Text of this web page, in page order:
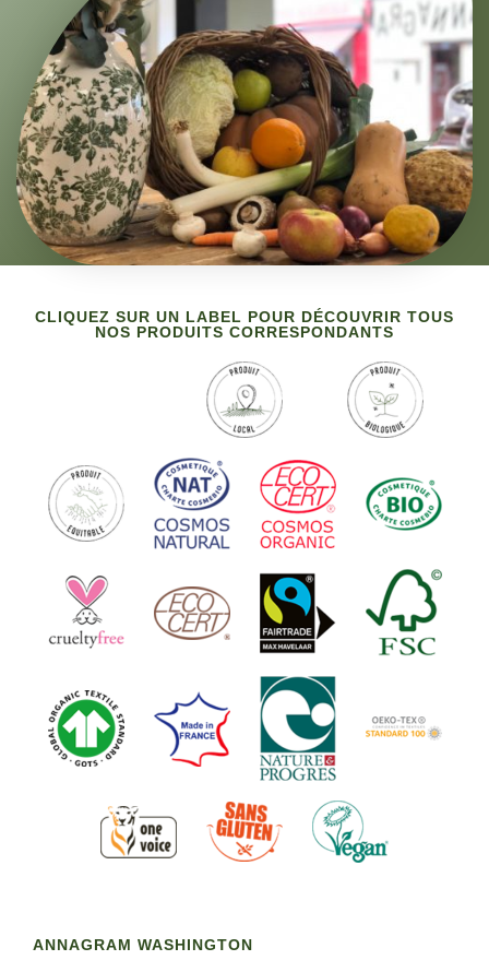
CLIQUEZ SUR UN LABEL POUR DÉCOUVRIR TOUS
NOS PRODUITS CORRESPONDANTS
ANNAGRAM WASHINGTON